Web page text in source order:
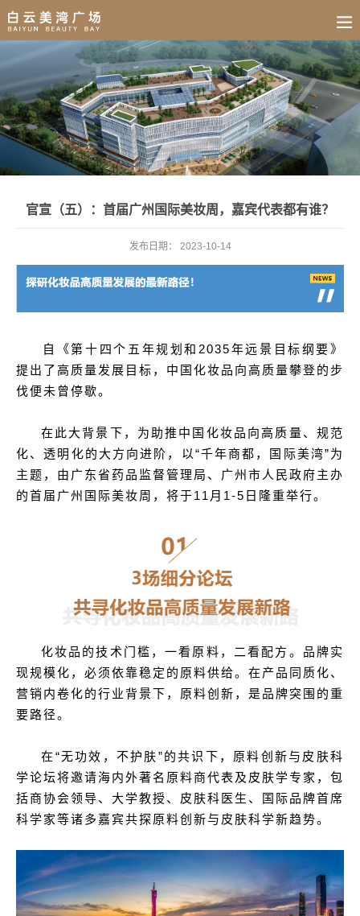
官宣（五）：首届广州国际美妆周，嘉宾代表都有谁？
发布日期： 2023-10-14
自《第十四个五年规划和2035年远景目标纲要》
提出了高质量发展目标，中国化妆品向高质量攀登的步
伐便未曾停歇。
在此大背景下，为助推中国化妆品向高质量、规范
化、透明化的大方向进阶，以“千年商都，国际美湾”为
主题，由广东省药品监督管理局、广州市人民政府主办
的首届广州国际美妆周，将于11月1-5日隆重举行。
化妆品的技术门槛，一看原料，二看配方。品牌实
现规模化，必须依靠稳定的原料供给。在产品同质化、
营销内卷化的行业背景下，原料创新，是品牌突围的重
要路径。
在“无功效，不护肤”的共识下，原料创新与皮肤科
学论坛将邀请海内外著名原料商代表及皮肤学专家，包
括商协会领导、大学教授、皮肤科医生、国际品牌首席
科学家等诸多嘉宾共探原料创新与皮肤科学新趋势。